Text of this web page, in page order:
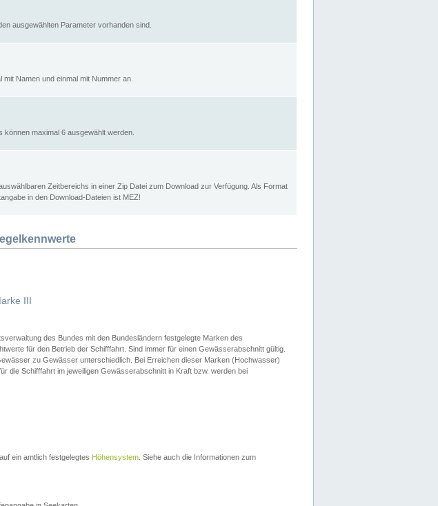
ausgewählten Parameter vorhanden sind.
Namen und einmal mit Nummer an.
maximal 6 ausgewählt werden.
Zeitbereichs in einer Zip Datei zum Download zur Verfügung. Als Format
in den Download-Dateien ist MEZ!
III
des Bundes mit den Bundesländern festgelegte Marken des
für den Betrieb der Schifffahrt. Sind immer für einen Gewässerabschnitt gültig.
zu Gewässer unterschiedlich. Bei Erreichen dieser Marken (Hochwasser)
die Schifffahrt im jeweiligen Gewässerabschnitt in Kraft bzw. werden bei
ein amtlich festgelegtes Höhensystem . Siehe auch die Informationen zum